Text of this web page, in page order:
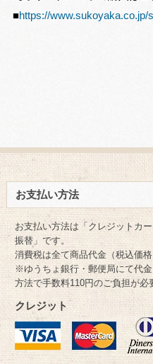
■https://www.sukoyaka.co.jp/
お支払い方法
お支払い方法は「クレジットカ
振替」です。
消費税は全て商品代金（税込価
※ゆうちょ銀行・郵便局にて代
方法で手数料110円のご負担が必
クレジット